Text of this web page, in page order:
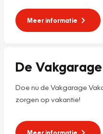
Meer informatie
De
Doe nu de Vakgarage
zorgen op vakantie!